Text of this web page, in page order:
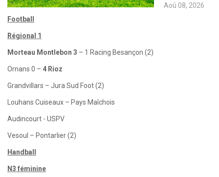
Aoû 08, 2026
Football
Régional 1
Morteau Montlebon 3 – 1 Racing Besançon (2)
Ornans 0 – 4 Rioz
Grandvillars – Jura Sud Foot (2)
Louhans Cuiseaux – Pays Maîchois
Audincourt - USPV
Vesoul – Pontarlier (2)
Handball
N3 féminine